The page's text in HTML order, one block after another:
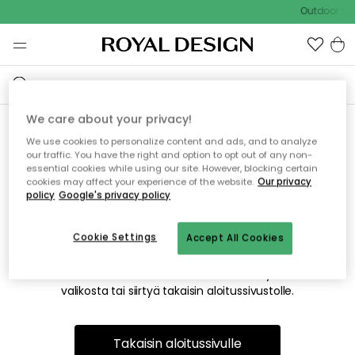
Outdoor
Emme valitettavasti löydä
etsimääsi sivua
Tämä voi johtua siitä, että sivua ei enää ole tai siitä, että se
on siirretty muualle. Pahoittelemme tästä mahdollisesti
valikosta tai siirtyä takaisin aloitussivustolle.
Takaisin aloitussivulle
We care about your privacy!
We use cookies to personalize content and ads, and to analyze
our traffic. You have the right and option to opt out of any non-
essential cookies while using our site. However, blocking certain
cookies may affect your experience of the website. Our privacy
policy Google's privacy policy
Accept All Cookies
Cookie Settings